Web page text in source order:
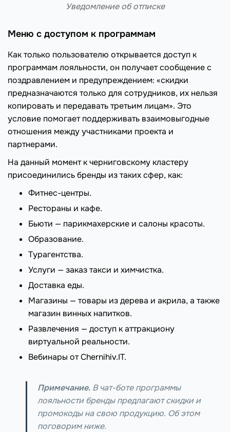
Уведомление об отписке
Меню с доступом к программам
Как только пользователю открывается доступ к
программам лояльности, он получает сообщение с
поздравлением и предупреждением: «скидки
предназначаются только для сотрудников, их нельзя
копировать и передавать третьим лицам». Это
условие помогает поддерживать взаимовыгодные
отношения между участниками проекта и
партнерами.
На данный момент к черниговскому кластеру
присоединились бренды из таких сфер, как:
Фитнес-центры.
Рестораны и кафе.
Бьюти — парикмахерские и салоны красоты.
Образование.
Турагентства.
Услуги — заказ такси и химчистка.
Доставка еды.
Магазины — товары из дерева и акрила, а также
магазин винных напитков.
Развлечения — доступ к аттракциону
виртуальной реальности.
Вебинары от Chernihiv.IT.
Примечание. В чат-боте программы
лояльности бренды предлагают скидки и
промокоды на свою продукцию. Об этом
поговорим ниже.